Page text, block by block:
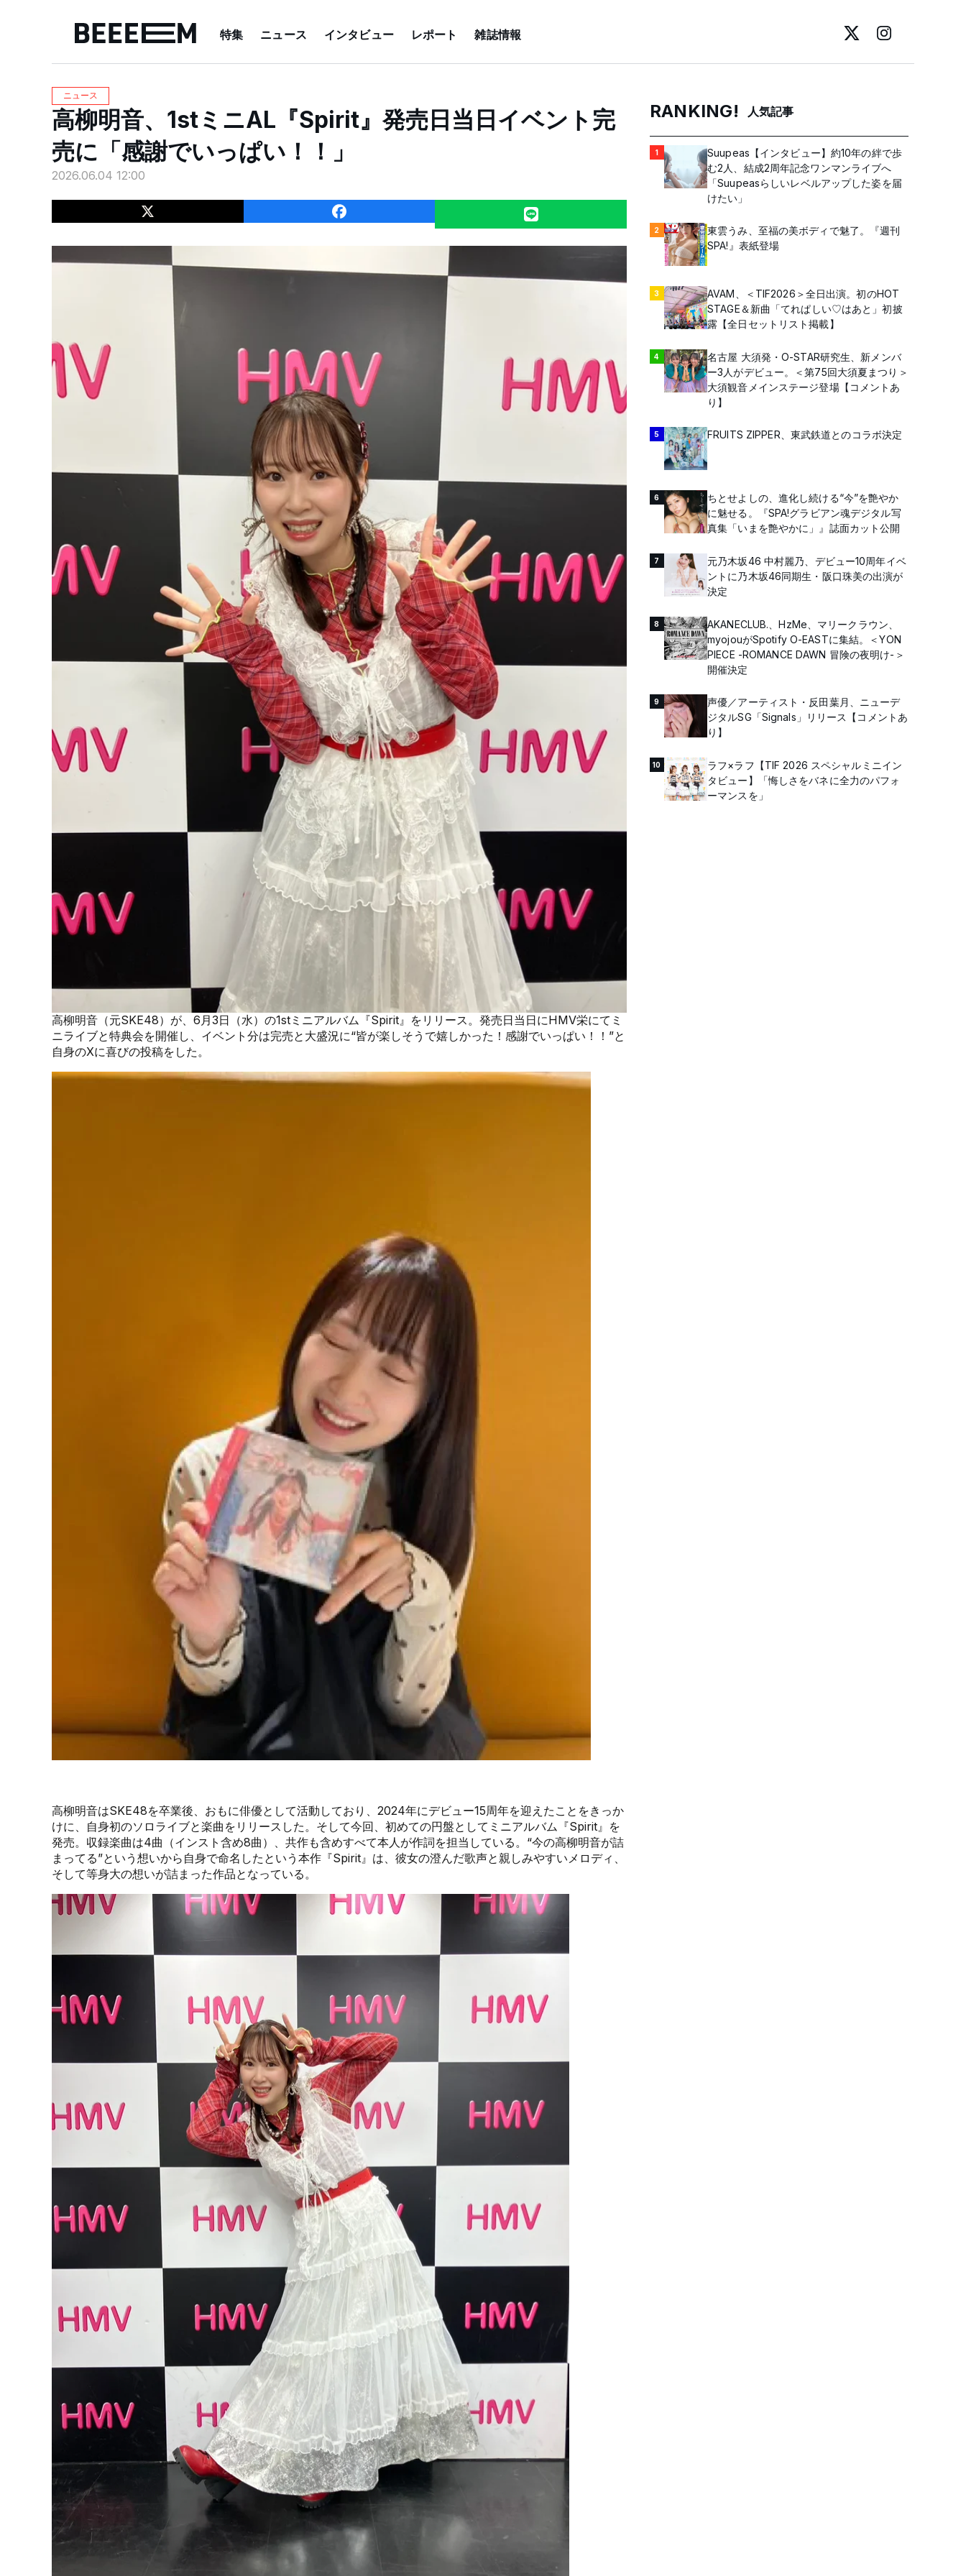
特集 ニュース インタビュー レポート 雑誌情報
ニュース
高柳明音、1stミニAL『Spirit』発売日当日イベント完
売に「感謝でいっぱい！！」
2026.06.04 12:00
高柳明音（元SKE48）が、6月3日（水）の1stミニアルバム『Spirit』をリリース。発売日当日にHMV栄にてミ
ニライブと特典会を開催し、イベント分は完売と大盛況に“皆が楽しそうで嬉しかった！感謝でいっぱい！！”と
自身のXに喜びの投稿をした。
高柳明音はSKE48を卒業後、おもに俳優として活動しており、2024年にデビュー15周年を迎えたことをきっか
けに、自身初のソロライブと楽曲をリリースした。そして今回、初めての円盤としてミニアルバム『Spirit』を
発売。収録楽曲は4曲（インスト含め8曲）、共作も含めすべて本人が作詞を担当している。“今の高柳明音が詰
まってる”という想いから自身で命名したという本作『Spirit』は、彼女の澄んだ歌声と親しみやすいメロディ、
そして等身大の想いが詰まった作品となっている。
RANKING! 人気記事
1
Suupeas【インタビュー】約10年の絆で歩
む2人、結成2周年記念ワンマンライブへ
「Suupeasらしいレベルアップした姿を届
けたい」
2
東雲うみ、至福の美ボディで魅了。『週刊
SPA!』表紙登場
3
AVAM、＜TIF2026＞全日出演。初のHOT
STAGE＆新曲「てれぱしい♡はあと」初披
露【全日セットリスト掲載】
4
名古屋 大須発・O-STAR研究生、新メンバ
ー3人がデビュー。＜第75回大須夏まつり＞
大須観音メインステージ登場【コメントあ
り】
5 FRUITS ZIPPER、東武鉄道とのコラボ決定
6
ちとせよしの、進化し続ける“今”を艶やか
に魅せる。『SPA!グラビアン魂デジタル写
真集「いまを艶やかに」』誌面カット公開
7
元乃木坂46 中村麗乃、デビュー10周年イベ
ントに乃木坂46同期生・阪口珠美の出演が
決定
8
AKANECLUB.、HzMe、マリークラウン、
myojouがSpotify O-EASTに集結。＜YON
PIECE -ROMANCE DAWN 冒険の夜明け-＞
開催決定
9
声優／アーティスト・反田葉月、ニューデ
ジタルSG「Signals」リリース【コメントあ
り】
10
ラフ×ラフ【TIF 2026 スペシャルミニイン
タビュー】「悔しさをバネに全力のパフォ
ーマンスを」